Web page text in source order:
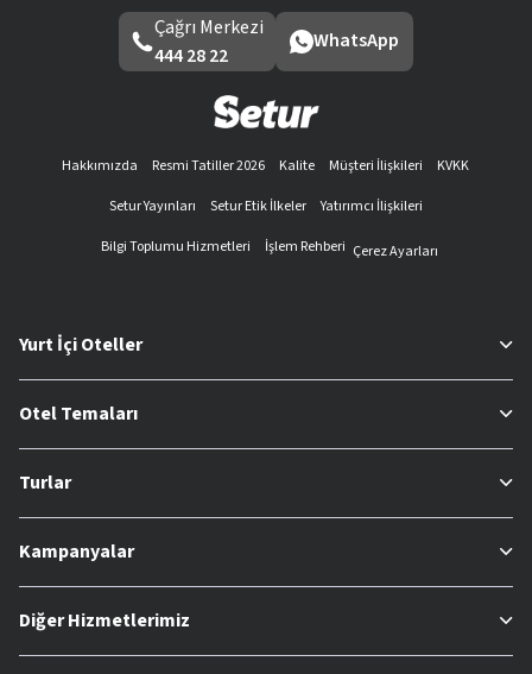
Çağrı Merkezi
444 28 22
WhatsApp
Hakkımızda Resmi Tatiller 2026 Kalite Müşteri İlişkileri
KVKK
Setur Yayınları
Setur Etik İlkeler
Yatırımcı İlişkileri
Bilgi Toplumu Hizmetleri
İşlem Rehberi Çerez Ayarları
Yurt İçi Oteller
Otel Temaları
Turlar
Kampanyalar
Diğer Hizmetlerimiz